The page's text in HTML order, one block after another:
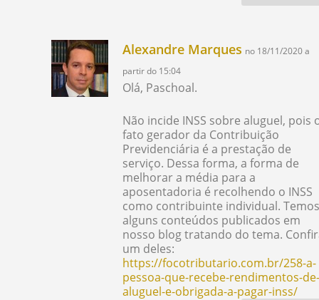
Alexandre Marques no 18/11/2020 a
partir do 15:04
Olá, Paschoal.
Não incide INSS sobre aluguel, pois
fato gerador da Contribuição
Previdenciária é a prestação de
serviço. Dessa forma, a forma de
melhorar a média para a
aposentadoria é recolhendo o INSS
como contribuinte individual.
alguns conteúdos publicados em
nosso blog tratando do tema.
um deles:
https://focotributario.com.br/258-a-
pessoa-que-recebe-rendimentos-
aluguel-e-obrigada-a-pagar-inss/